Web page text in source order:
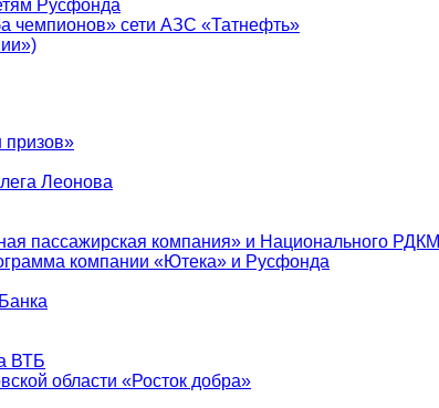
Русфонда
чемпионов» сети АЗС «Татнефть»
призов»
Леонова
пассажирская компания» и Национального РДКМ
компании «Ютека» и Русфонда
ВТБ
области «Росток добра»